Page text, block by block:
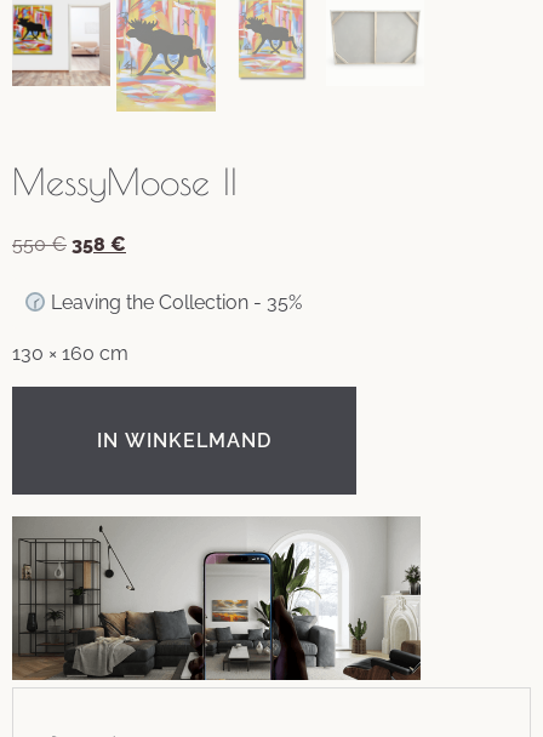
MessyMoose II
550€ 358 €
Leaving the Collection - 35%
130 × 160 cm
IN WINKELMAND